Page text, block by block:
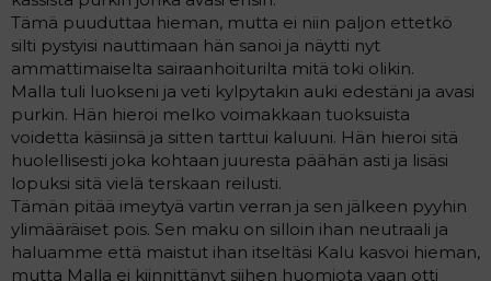
Tämä puuduttaa hieman, mutta ei niin paljon ettetkö
silti pystyisi nauttimaan hän sanoi ja näytti nyt
ammattimaiselta sairaanhoiturilta mitä toki olikin.
Malla tuli luokseni ja veti kylpytakin auki edestäni ja avasi
purkin. Hän hieroi melko voimakkaan tuoksuista
voidetta käsiinsä ja sitten tarttui kaluuni. Hän hieroi sitä
huolellisesti joka kohtaan juuresta päähän asti ja lisäsi
lopuksi sitä vielä terskaan reilusti.
Tämän pitää imeytyä vartin verran ja sen jälkeen pyyhin
ylimääräiset pois. Sen maku on silloin ihan neutraali ja
haluamme että maistut ihan itseltäsi Kalu kasvoi hieman,
mutta Malla ei kiinnittänyt siihen huomiota vaan otti